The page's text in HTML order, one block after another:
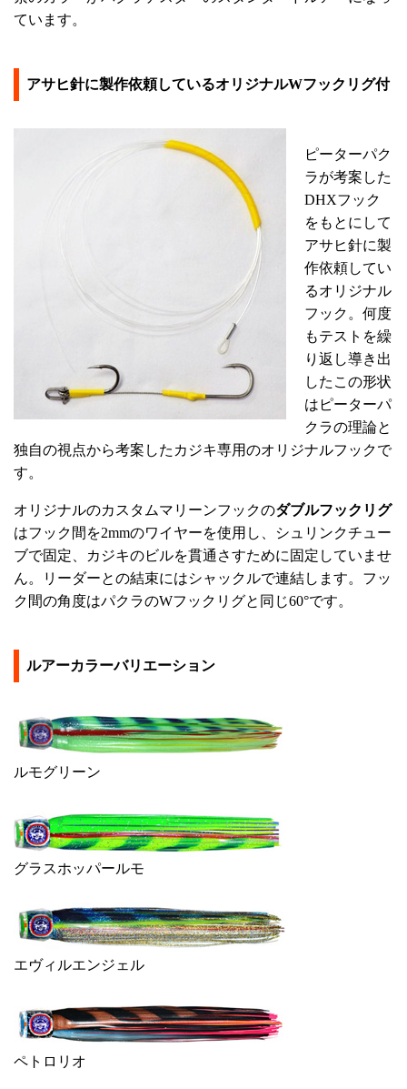
ています。
アサヒ針に製作依頼しているオリジナルWフックリグ付
ピーターパク
ラが考案した
DHXフック
をもとにして
アサヒ針に製
作依頼してい
るオリジナル
フック。何度
もテストを繰
り返し導き出
したこの形状
はピーターパ
クラの理論と
独自の視点から考案したカジキ専用のオリジナルフックで
す。
オリジナルのカスタムマリーンフックのダブルフックリグ
はフック間を2mmのワイヤーを使用し、シュリンクチュー
ブで固定、カジキのビルを貫通さすために固定していませ
ん。リーダーとの結束にはシャックルで連結します。フッ
ク間の角度はパクラのWフックリグと同じ60°です。
ルアーカラーバリエーション
ルモグリーン
グラスホッパールモ
エヴィルエンジェル
ペトロリオ